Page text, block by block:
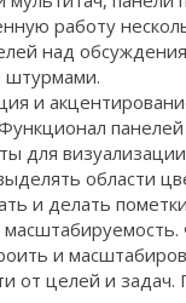
работу
над
штурмами.
и
для
области
и делать
и
от целей и задач.